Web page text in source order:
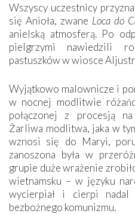
Wszyscy uczestnicy
się Anioła, zwane Loca do
anielską atmosferą. Po
pielgrzymi nawiedzili
pastuszków w wiosce
Wyjątkowo malownicze i
w nocnej modlitwie
połączonej z procesją
Żarliwa modlitwa, jaka w
wznosi się do Maryi,
zanoszona była w
grupie duże wrażenie
wietnamsku – w języku
wycierpiał i cierpi nadal
bezbożnego komunizmu.